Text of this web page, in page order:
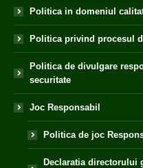
Politica in domeniul
Politica privind procesul
Politica de divulgare
securitate
Joc Responsabil
Politica de joc
Declaratia directorului